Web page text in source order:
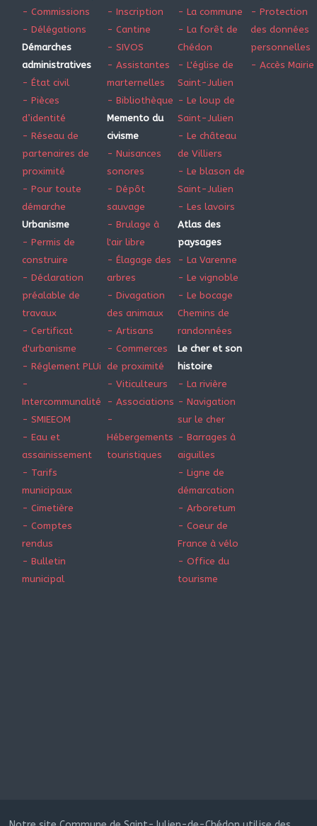
- Commissions
- Délégations
Démarches
administratives
- État civil
- Pièces
d’identité
- Réseau de
partenaires de
proximité
- Pour toute
démarche
Urbanisme
- Permis de
construire
- Déclaration
préalable de
travaux
- Certificat
d'urbanisme
- Réglement PLUi
-
Intercommunalité
- SMIEEOM
- Eau et
assainissement
- Tarifs
municipaux
- Cimetière
- Comptes
rendus
- Bulletin
municipal
- Inscription
- Cantine
- SIVOS
- Assistantes
marternelles
- Bibliothèque
Memento du
civisme
- Nuisances
sonores
- Dépôt
sauvage
- Brulage à
l'air libre
- Élagage des
arbres
- Divagation
des animaux
- Artisans
- Commerces
de proximité
- Viticulteurs
- Associations
-
Hébergements
touristiques
- La commune
- La forêt de
Chédon
- L'église de
Saint-Julien
- Le loup de
Saint-Julien
- Le château
de Villiers
- Le blason de
Saint-Julien
- Les lavoirs
Atlas des
paysages
- La Varenne
- Le vignoble
- Le bocage
Chemins de
randonnées
Le cher et son
histoire
- La rivière
- Navigation
sur le cher
- Barrages à
aiguilles
- Ligne de
démarcation
- Arboretum
- Coeur de
France à vélo
- Office du
tourisme
- Protection
des données
personnelles
- Accès Mairie